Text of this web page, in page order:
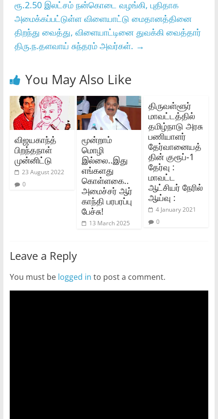
ரூ.2.50 இலட்சம்‌ நன்கொடை வழங்கி, புதிதாக
அமைக்கப்பட்டுள்ள விளையாட்டு மைதானத்தினை
திறந்து வைத்து, விளையாட்டினை துவக்கி வைத்தார்
திரு.ந.தளவாய்‌ சுந்தரம்‌ அவர்கள். →
You May Also Like
விஜயகாந்த்
பிறந்தநாள்
முன்னிட்டு
23 August 2022
0
மூன்றாம்
மொழி
இல்லை..இது
எங்களது
கொள்ளகை..
அமைச்சர் ஆர்
காந்தி பரபரப்பு
பேச்சு!
13 March 2025
திருவள்ளூர்
மாவட்டத்தில்
தமிழ்நாடு அரசு
பணியாளர்
தேர்வானையத்
தின் குரூப்-1
தேர்வு :
மாவட்ட
ஆட்சியர் நேரில்
ஆய்வு :
4 January 2021
0
Leave a Reply
You must be logged in to post a comment.